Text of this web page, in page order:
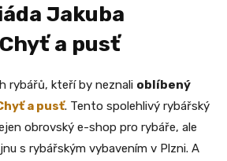
Jakuba
a pusť
rybářů, kteří by neznali oblíbený
a pusť. Tento spolehlivý rybářský
obrovský e-shop pro rybáře, ale
s rybářským vybavením v Plzni. A